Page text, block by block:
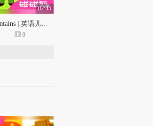
02:45
I Love the Mountains | 英语儿歌舞蹈 | 碰碰狐！儿童儿歌
0